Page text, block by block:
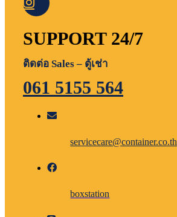
SUPPORT 24/7
ติดต่อ Sales – ตู้เช่า
061 5155 564
servicecare@container.co.th
boxstation